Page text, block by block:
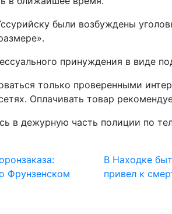
были возбуждены
принуждения в виде
только проверенными
Оплачивать товар
в дежурную часть полиции по
Фрунзенском
В Находке
привел к